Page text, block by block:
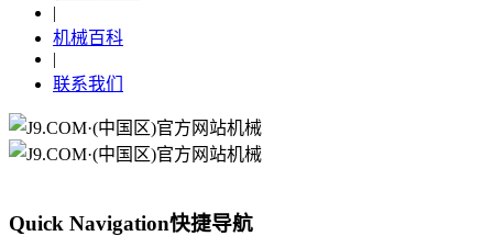
|
机械百科
|
联系我们
Quick Navigation快捷导航